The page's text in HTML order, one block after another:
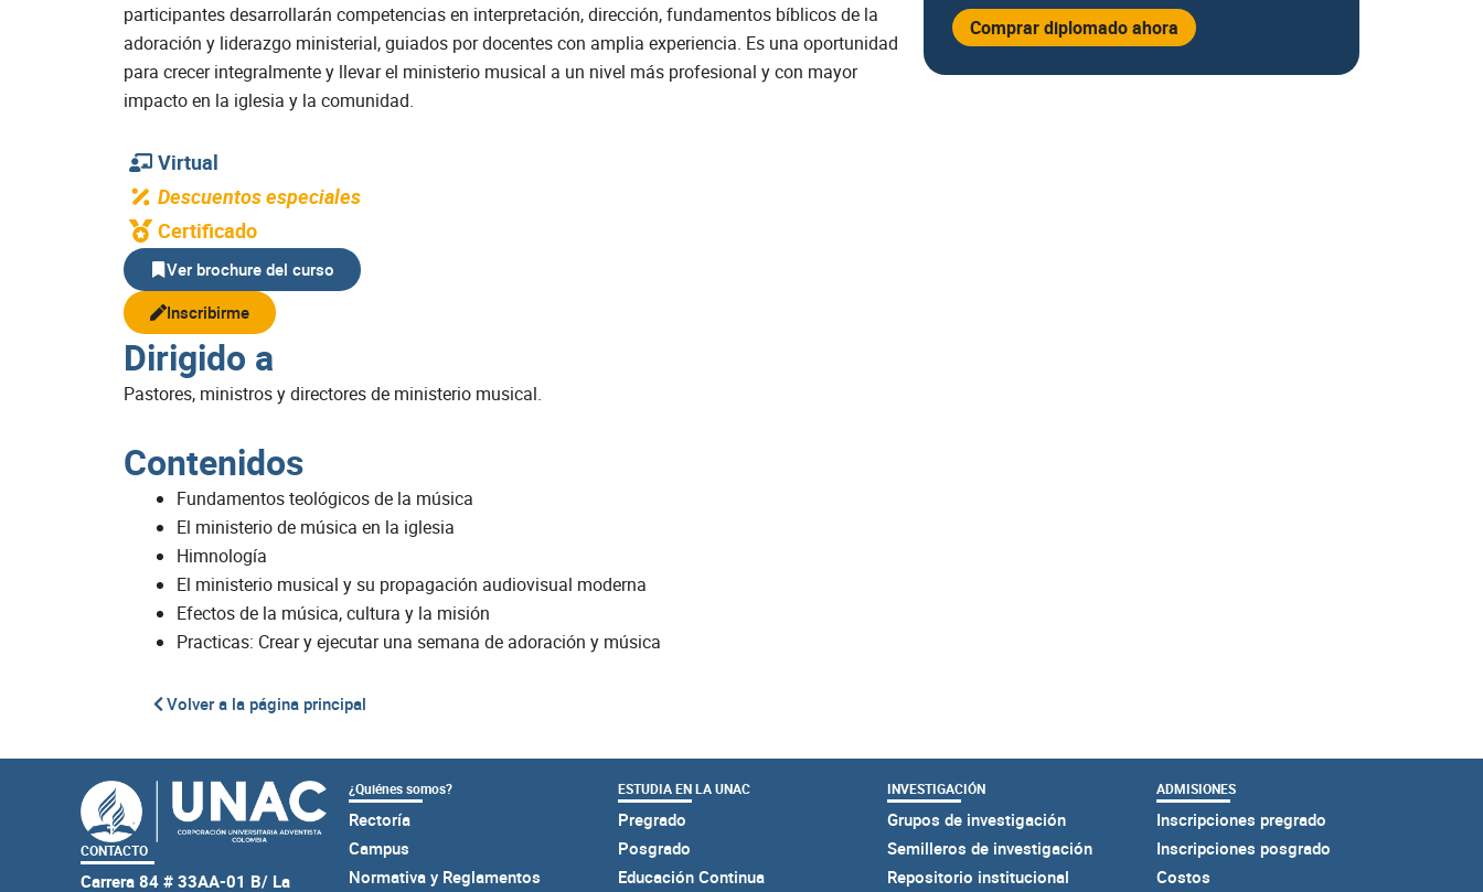
participantes desarrollarán competencias en interpretación, dirección, fundamentos bíblicos de la
adoración y liderazgo ministerial, guiados por docentes con amplia experiencia. Es una oportunidad
para crecer integralmente y llevar el ministerio musical a un nivel más profesional y con mayor
impacto en la iglesia y la comunidad.
Virtual
Descuentos especiales
Certificado
Ver brochure del curso
Inscribirme
Dirigido a
Pastores, ministros y directores de ministerio musical.
Contenidos
Fundamentos teológicos de la música
El ministerio de música en la iglesia
Himnología
El ministerio musical y su propagación audiovisual moderna
Efectos de la música, cultura y la misión
Practicas: Crear y ejecutar una semana de adoración y música
Volver a la página principal
Comprar diplomado ahora
CONTACTO
Carrera 84 # 33AA-01 B/ La
¿Quiénes somos?
Rectoría
Campus
Normativa y Reglamentos
ESTUDIA EN LA UNAC
Pregrado
Posgrado
Educación Continua
INVESTIGACIÓN
Grupos de investigación
Semilleros de investigación
Repositorio institucional
ADMISIONES
Inscripciones pregrado
Inscripciones posgrado
Costos